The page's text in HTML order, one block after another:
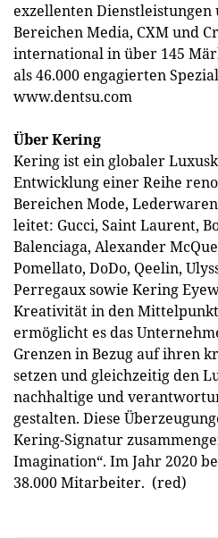
exzellenten Dienstleistungen
Bereichen Media, CXM und
international in über 145
als 46.000 engagierten
www.dentsu.com
Über Kering
Kering ist ein globaler
Entwicklung einer Reihe
Bereichen Mode,
leitet: Gucci, Saint Laurent,
Balenciaga, Alexander
Pomellato, DoDo, Qeelin,
Perregaux sowie Kering
Kreativität in den
ermöglicht es das
Grenzen in Bezug auf ihren
setzen und gleichzeitig den
nachhaltige und
gestalten. Diese
Kering-Signatur
Imagination“. Im Jahr 2020
38.000 Mitarbeiter. (red)